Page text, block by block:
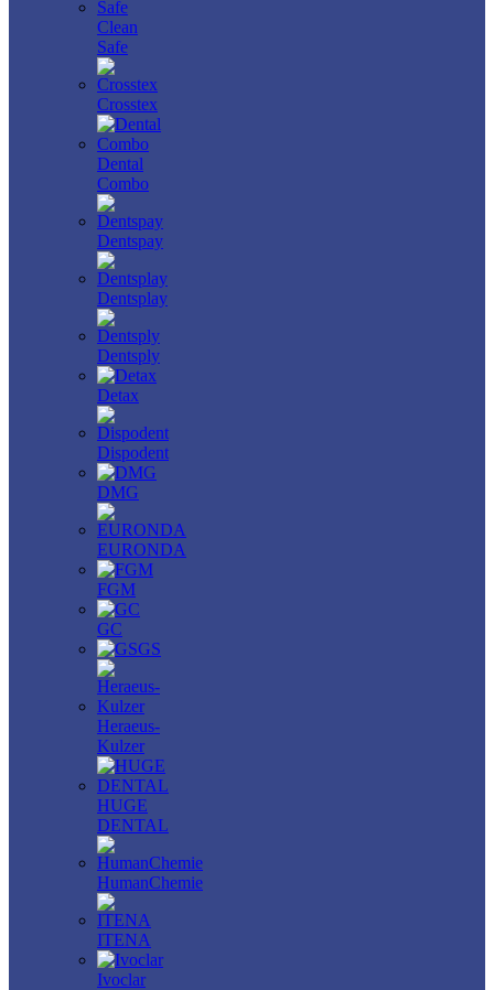
Clean
Safe
Crosstex
Dental
Combo
Dentspay
Dentsplay
Dentsply
Detax
Dispodent
DMG
EURONDA
FGM
GC
GS
Heraeus-
Kulzer
HUGE
DENTAL
HumanChemie
ITENA
Ivoclar